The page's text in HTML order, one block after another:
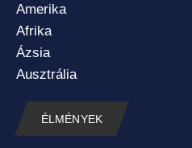
Amerika
Afrika
Ázsia
Ausztrália
ÉLMÉNYEK